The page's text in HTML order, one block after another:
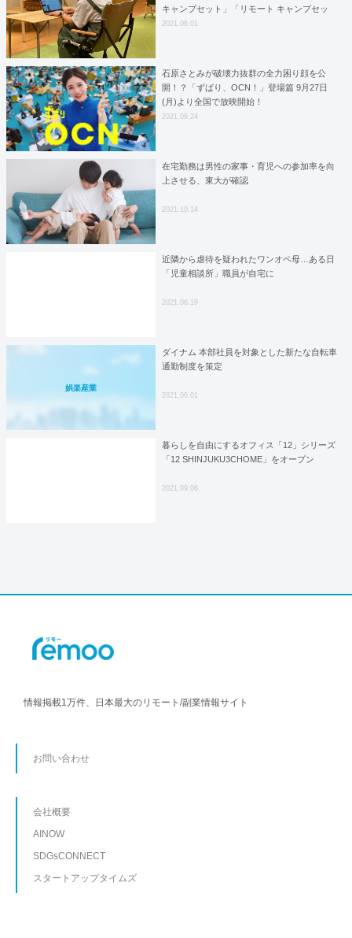
キャンプセット」「リモート キャンプセッ
ト」などもレンタル開始！
2021.06.01
石原さとみが破壊力抜群の全力困り顔を公
開！？「ずばり、OCN！」登場篇 9月27日
(月)より全国で放映開始！
2021.09.24
在宅勤務は男性の家事・育児への参加率を向
上させる、東大が確認
2021.10.14
近隣から虐待を疑われたワンオペ母…ある日
「児童相談所」職員が自宅に
2021.06.19
娯楽産業
ダイナム 本部社員を対象とした新たな自転車
通勤制度を策定
2021.06.01
暮らしを自由にするオフィス「12」シリーズ
「12 SHINJUKU3CHOME」をオープン
2021.09.06
情報掲載1万件、日本最大のリモート/副業情報サイト
お問い合わせ
会社概要
AINOW
SDGsCONNECT
スタートアップタイムズ